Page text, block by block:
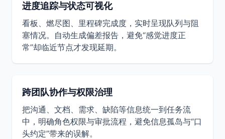
进度追踪与状态可视化
看板、燃尽图、里程碑完成度，实时呈现队列与阻
塞情况。自动生成偏差报告，避免“感觉进度正
常”却临近节点才发现延期。
跨团队协作与权限治理
把沟通、文档、需求、缺陷等信息统一到任务流
中，明确角色权限与审批流程，避免信息孤岛与“口
头约定”带来的误解。